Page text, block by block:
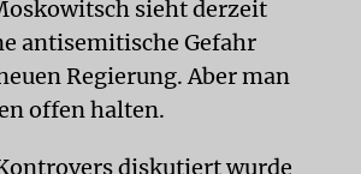
sieht derzeit
antisemitische Gefahr
Regierung. Aber man
offen halten.
diskutiert wurde